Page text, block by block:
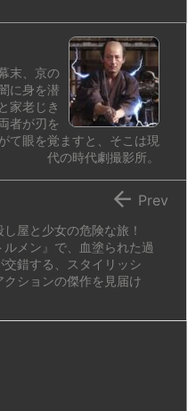
末、京の
に身を潜
家老じき
者が刃を
て眼を覚ますと、そこは現
代の時代劇撮影所。
屋と少女の危険な旅！
ルメン』で、血塗られた過
錯する、スタイリッシ
クションの傑作を見届け
 Prev